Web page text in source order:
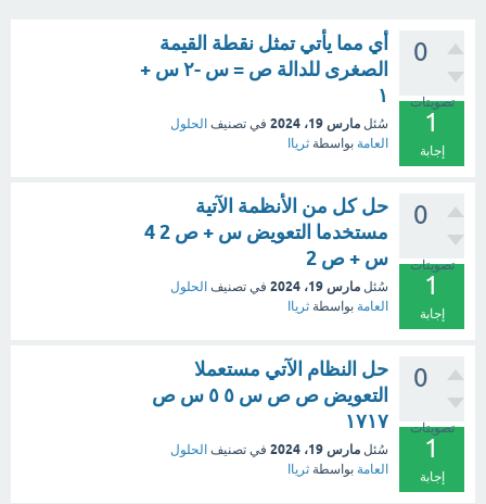
0
تصويتات
1
إجابة
أي مما يأتي تمثل نقطة القيمة
الصغرى للدالة ص = س -٢ س +
١
سُئل مارس 19، 2024 في تصنيف الحلول
العامة بواسطة ثرياا
0
تصويتات
1
إجابة
حل كل من الأنظمة الآتية
مستخدما التعويض س + ص 2 4
س + ص 2
سُئل مارس 19، 2024 في تصنيف الحلول
العامة بواسطة ثرياا
0
تصويتات
1
إجابة
حل النظام الآتي مستعملا
التعويض ص ص س ٥ ٥ س ص
١٧١٧
سُئل مارس 19، 2024 في تصنيف الحلول
العامة بواسطة ثرياا